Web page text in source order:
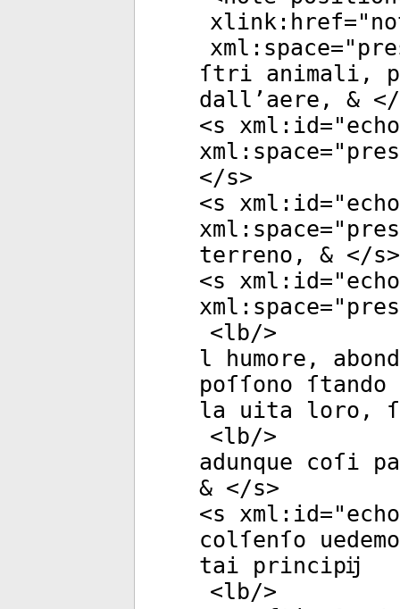
xlink:href="
xml:space="
ſtri animali,
dall’aere, & </
<s xml:id="
xml:space="
</s>
<s xml:id="
xml:space="
terreno, & </s>
<s xml:id="
xml:space="
<lb/>
l humore,
poſſono
la uita loro,
<lb/>
adunque coſi
& </s>
<s xml:id="
colſenſo
tai principĳ
<lb/>